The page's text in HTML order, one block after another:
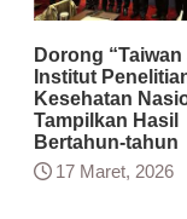
Dorong “Taiwan
Institut
Kesehatan
Tampilkan Hasil
Bertahun-tahun
17 Maret, 2026